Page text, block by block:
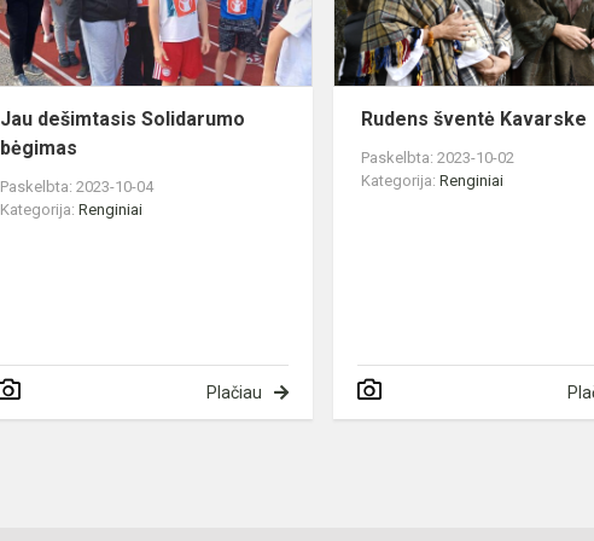
Jau dešimtasis Solidarumo
bėgimas
Paskelbta: 2023-10-04
Kategorija:Renginiai
Plačiau
Rudens šventė Kavarske
Paskelbta: 2023-10-02
Kategorija:Renginiai